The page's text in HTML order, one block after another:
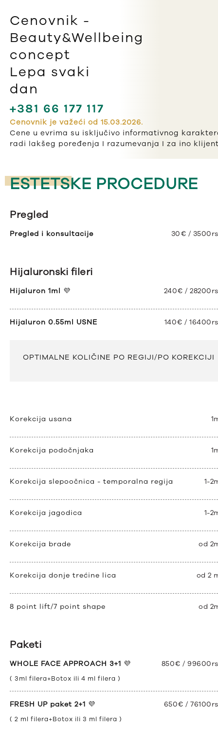
Cenovnik -
Beauty&Wellbeing
concept
Lepa svaki
dan
+381 66 177 117
Cenovnik je važeći od 15.03.2026.
Cene u evrima su isključivo informativnog
radi lakšeg poređenja I razumevanja I za ino
ESTETSKE PROCEDURE
Pregled
Pregled i konsultacije 30€ /
Hijaluronski fileri
Hijaluron 1ml 💜 240€ /
Hijaluron 0.55ml USNE 140€ /
OPTIMALNE KOLIČINE PO REGIJI/PO KOREKCIJI
Korekcija usana
Korekcija podočnjaka
Korekcija slepoočnica - temporalna regija 1-
Korekcija jagodica 1-
Korekcija brade od
Korekcija donje trećine lica od 2
8 point lift/7 point shape od
Paketi
WHOLE FACE APPROACH 3+1 💜 850€ /
( 3ml filera+Botox ili 4 ml filera )
FRESH UP paket 2+1 💜 650€ /
( 2 ml filera+Botox ili 3 ml filera )